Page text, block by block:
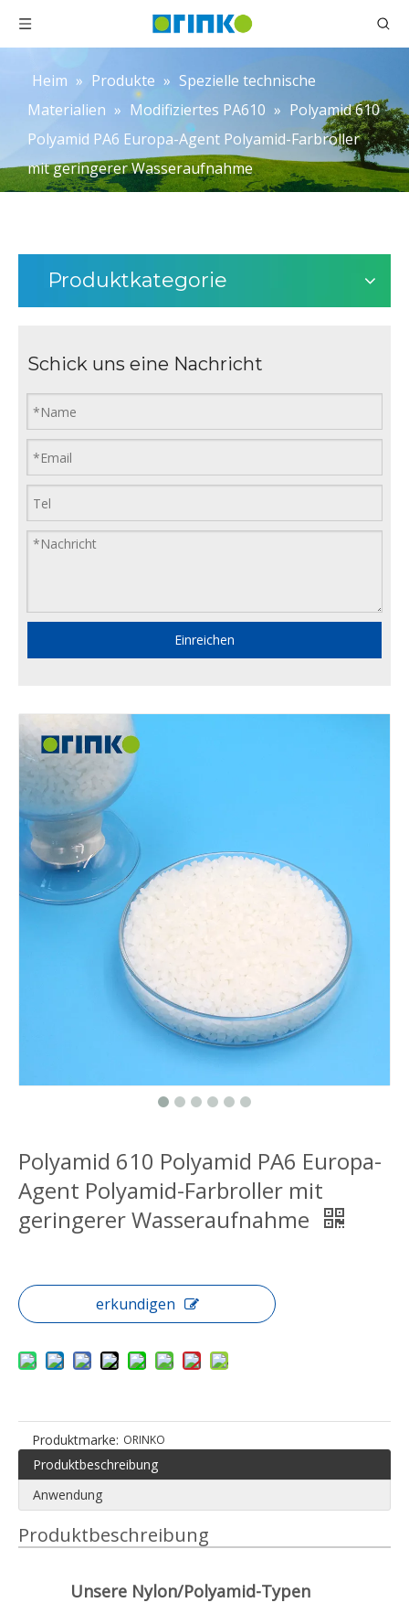
Heim » Produkte » Spezielle technische
Materialien » Modifiziertes PA610 » Polyamid 610
Polyamid PA6 Europa-Agent Polyamid-Farbroller
mit geringerer Wasseraufnahme
Produktkategorie
Schick uns eine Nachricht
Einreichen
Polyamid 610 Polyamid PA6 Europa-
Agent Polyamid-Farbroller mit
geringerer Wasseraufnahme
erkundigen
Produktmarke: ORINKO
Produktbeschreibung
Anwendung
Produktbeschreibung
Unsere Nylon/Polyamid-Typen